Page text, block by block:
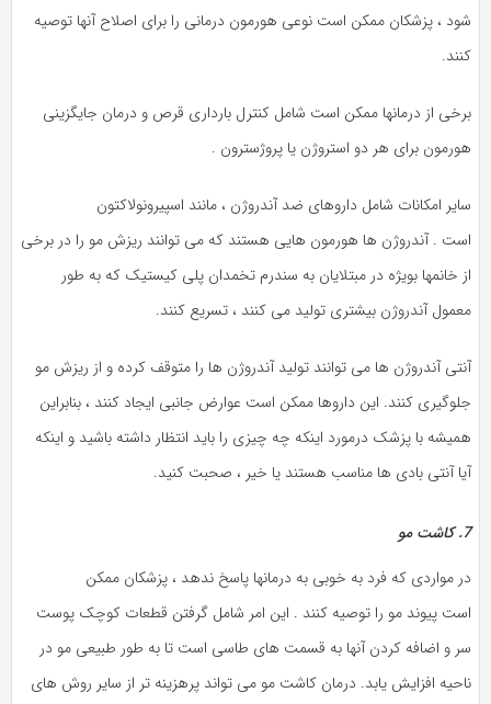
شود ، پزشکان ممکن است نوعی هورمون درمانی را برای اصلاح آنها توصیه
کنند.
برخی از درمانها ممکن است شامل کنترل بارداری قرص و درمان جایگزینی
هورمون برای هر دو استروژن یا پروژسترون .
سایر امکانات شامل داروهای ضد آندروژن ، مانند اسپیرونولاکتون
است . آندروژن ها هورمون هایی هستند که می توانند ریزش مو را در برخی
از خانمها بویژه در مبتلایان به سندرم تخمدان پلی کیستیک که به طور
معمول آندروژن بیشتری تولید می کنند ، تسریع کنند.
آنتی آندروژن ها می توانند تولید آندروژن ها را متوقف کرده و از ریزش مو
جلوگیری کنند. این داروها ممکن است عوارض جانبی ایجاد کنند ، بنابراین
همیشه با پزشک درمورد اینکه چه چیزی را باید انتظار داشته باشید و اینکه
آیا آنتی بادی ها مناسب هستند یا خیر ، صحبت کنید.
7. کاشت مو
در مواردی که فرد به خوبی به درمانها پاسخ ندهد ، پزشکان ممکن
است پیوند مو را توصیه کنند . این امر شامل گرفتن قطعات کوچک پوست
سر و اضافه کردن آنها به قسمت های طاسی است تا به طور طبیعی مو در
ناحیه افزایش یابد. درمان کاشت مو می تواند پرهزینه تر از سایر روش های